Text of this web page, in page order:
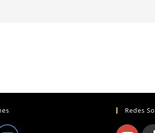
Redes